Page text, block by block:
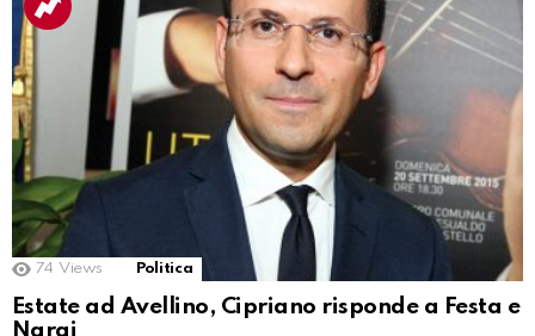
74 Views Politica
Estate ad Avellino, Cipriano risponde a Festa e
Nargi